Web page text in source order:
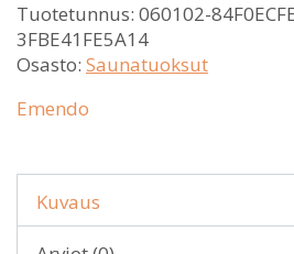
Tuotetunnus: 060102-
3FBE41FE5A14
Osasto: Saunatuoksut
Emendo
Kuvaus